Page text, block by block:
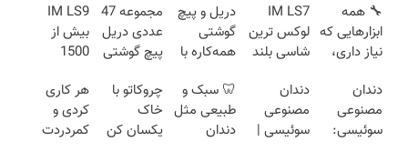
🔧 همه
ابزارهایی که
نیاز داری،
جمع شده!
تخفیف به
مدت
IM LS7
لوکس ترین
شاسی بلند
دریل و پیچ
گوشتی
همه‌کاره با
هوشمند ⚙️
(نصف
قیمت بازار
مجموعه 47
عددی دریل
پیچ گوشتی
(تخفیف به
مدت
محدود)
IM LS9
بیش از
1500
با یکبار
شارژ
دندان
مصنوعی
سوئیسی:
دندان
مصنوعی
سوئیسی |
🦷 سبک و
طبیعی مثل
دندان
چروکاتو با
خاک
یکسان کن
هر کاری
کردی و
کمردردت